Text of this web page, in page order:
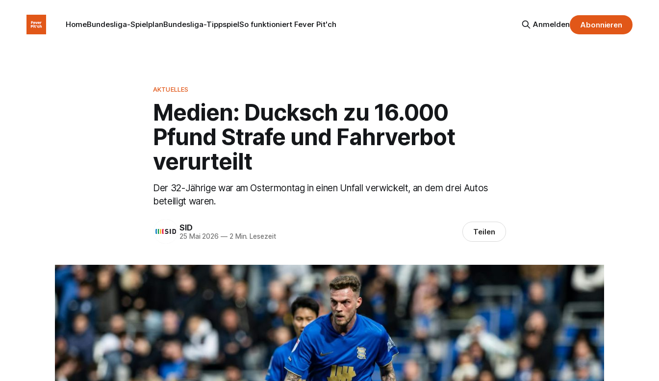
HomeBundesliga-SpielplanBundesliga-TippspielSo funktioniert Fever Pit'ch Anmelden Abonnieren
AKTUELLES
Medien: Ducksch zu 16.000
Pfund Strafe und Fahrverbot
verurteilt
Der 32-Jährige war am Ostermontag in einen Unfall verwickelt, an dem drei Autos
beteiligt waren.
SID
25 Mai 2026 —2 Min. Lesezeit Teilen